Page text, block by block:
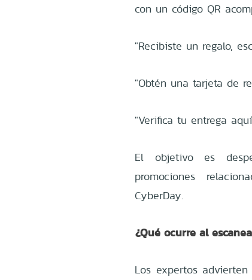
con un código QR
"Recibiste un regalo,
"Obtén una tarjeta de
"Verifica tu entrega
El objetivo es
promociones
CyberDay.
¿Qué ocurre al
Los expertos